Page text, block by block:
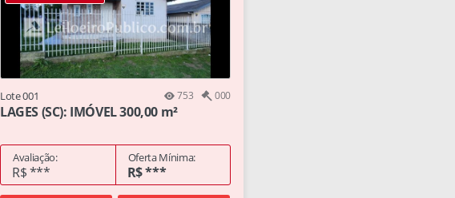
Lote 001 753 000
LAGES (SC): IMÓVEL 300,00 m²
Avaliação:
R$ ***
Oferta Mínima:
R$ ***